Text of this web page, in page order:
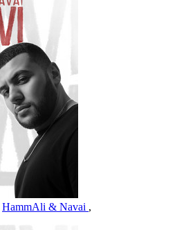
HammAli & Navai ,